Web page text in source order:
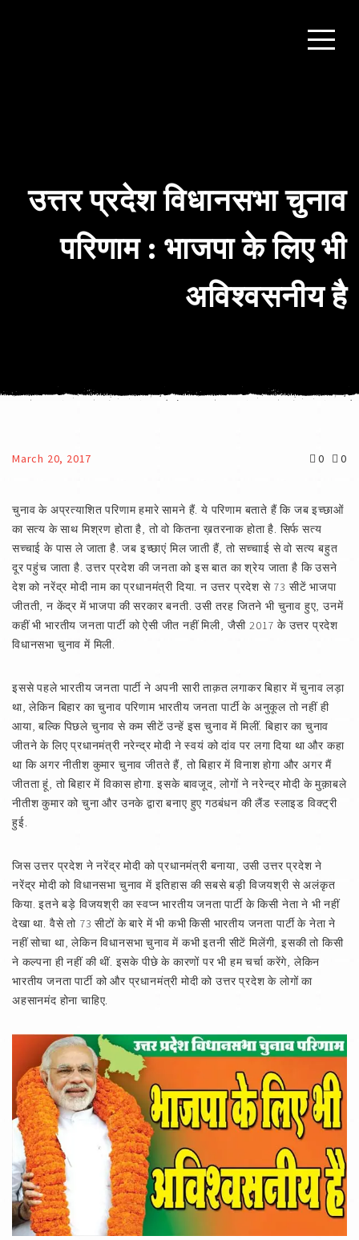
उत्तर प्रदेश विधानसभा चुनाव
परिणाम : भाजपा के लिए भी
अविश्वसनीय है
March 20, 2017 0 0
चुनाव के अप्रत्याशित परिणाम हमारे सामने हैं. ये परिणाम बताते हैं कि जब इच्छाओं
का सत्य के साथ मिश्रण होता है, तो वो कितना ख़तरनाक होता है. सिर्फ सत्य
सच्चाई के पास ले जाता है. जब इच्छाएं मिल जाती हैं, तो सच्चााई से वो सत्य बहुत
दूर पहुंच जाता है. उत्तर प्रदेश की जनता को इस बात का श्रेय जाता है कि उसने
देश को नरेंद्र मोदी नाम का प्रधानमंत्री दिया. न उत्तर प्रदेश से 73 सीटें भाजपा
जीतती, न केंद्र में भाजपा की सरकार बनती. उसी तरह जितने भी चुनाव हुए, उनमें
कहीं भी भारतीय जनता पार्टी को ऐसी जीत नहीं मिली, जैसी 2017 के उत्तर प्रदेश
विधानसभा चुनाव में मिली.
इससे पहले भारतीय जनता पार्टी ने अपनी सारी ताक़त लगाकर बिहार में चुनाव लड़ा
था, लेकिन बिहार का चुनाव परिणाम भारतीय जनता पार्टी के अनुकूल तो नहीं ही
आया, बल्कि पिछले चुनाव से कम सीटें उन्हें इस चुनाव में मिलीं. बिहार का चुनाव
जीतने के लिए प्रधानमंत्री नरेन्द्र मोदी ने स्वयं को दांव पर लगा दिया था और कहा
था कि अगर नीतीश कुमार चुनाव जीतते हैं, तो बिहार में विनाश होगा और अगर मैं
जीतता हूं, तो बिहार में विकास होगा. इसके बावजूद, लोगों ने नरेन्द्र मोदी के मुक़ाबले
नीतीश कुमार को चुना और उनके द्वारा बनाए हुए गठबंधन की लैंड स्लाइड विक्ट्री
हुई.
जिस उत्तर प्रदेश ने नरेंद्र मोदी को प्रधानमंत्री बनाया, उसी उत्तर प्रदेश ने
नरेंद्र मोदी को विधानसभा चुनाव में इतिहास की सबसे बड़ी विजयश्री से अलंकृत
किया. इतने बड़े विजयश्री का स्वप्न भारतीय जनता पार्टी के किसी नेता ने भी नहीं
देखा था. वैसे तो 73 सीटों के बारे में भी कभी किसी भारतीय जनता पार्टी के नेता ने
नहीं सोचा था, लेकिन विधानसभा चुनाव में कभी इतनी सीटें मिलेंगी, इसकी तो किसी
ने कल्पना ही नहीं की थीं. इसके पीछे के कारणों पर भी हम चर्चा करेंगे, लेकिन
भारतीय जनता पार्टी को और प्रधानमंत्री मोदी को उत्तर प्रदेश के लोगों का
अहसानमंद होना चाहिए.